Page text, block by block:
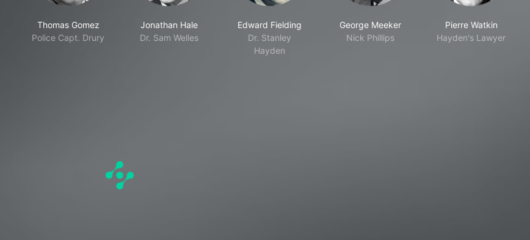
Thomas Gomez
Police Capt. Drury
Jonathan Hale
Dr. Sam Welles
Edward Fielding
Dr. Stanley
Hayden
George Meeker
Nick Phillips
Pierre Watkin
Hayden's Lawyer